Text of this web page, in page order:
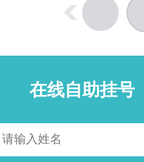
在线自助挂号